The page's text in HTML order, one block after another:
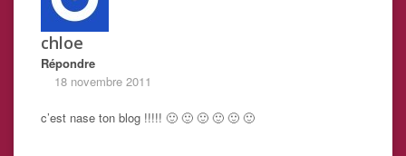
chloe
Répondre
18 novembre 2011
c’est nase ton blog !!!!! 🙂 🙂 🙂 🙂 🙂 🙂